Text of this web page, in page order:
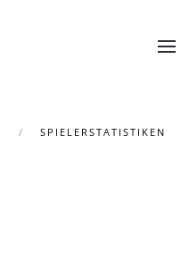
SPIELERSTATISTIKEN